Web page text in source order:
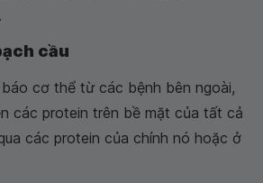
cầu
cơ thể từ các bệnh bên ngoài,
các protein trên bề mặt của tất cả
các protein của chính nó hoặc ở